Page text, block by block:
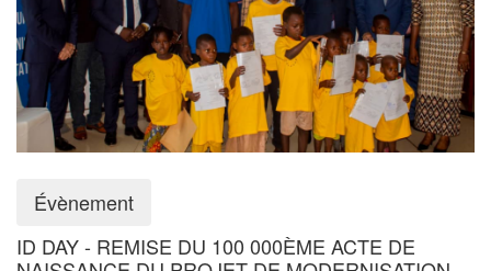
Évènement
ID DAY - REMISE DU 100 000ÈME ACTE DE